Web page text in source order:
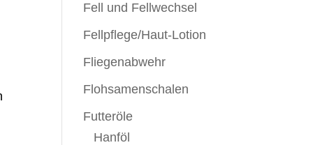
Fell und Fellwechsel
Fellpflege/Haut-Lotion
Fliegenabwehr
Flohsamenschalen
Futteröle
Hanföl